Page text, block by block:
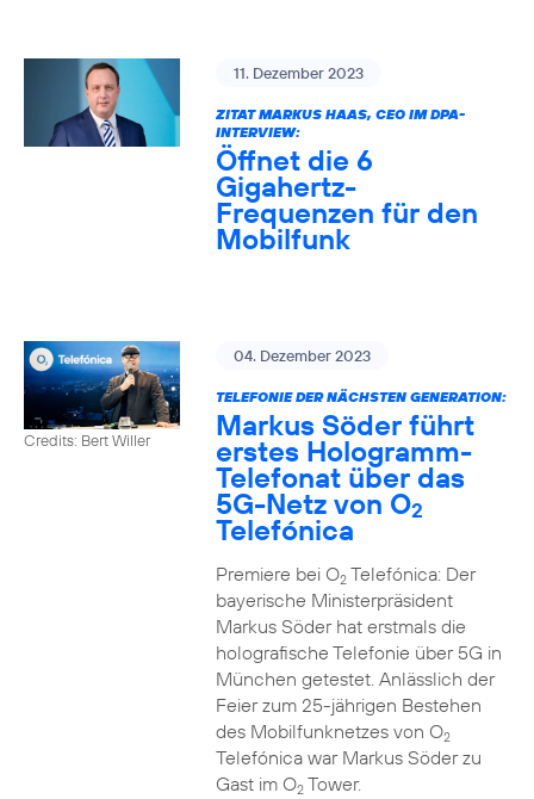
11. Dezember 2023
ZITAT MARKUS HAAS, CEO IM DPA-
INTERVIEW:
Öffnet die 6
Gigahertz-
Frequenzen für den
Mobilfunk
Credits: Bert Willer
04. Dezember 2023
TELEFONIE DER NÄCHSTEN GENERATION:
Markus Söder führt
erstes Hologramm-
Telefonat über das
5G-Netz von O2
Telefónica
Premiere bei O2Telefónica: Der
bayerische Ministerpräsident
Markus Söder hat erstmals die
holografische Telefonie über 5G in
München getestet. Anlässlich der
Feier zum 25-jährigen Bestehen
des Mobilfunknetzes von O2
Telefónica war Markus Söder zu
Gast im O2Tower.